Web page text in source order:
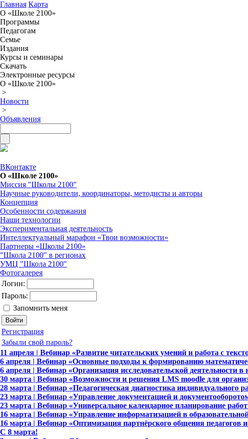
Главная Карта
О «Школе 2100»
Программы
Педагогам
Семье
Издания
Курсы и семинары
Скачать
Электронные ресурсы
О «Школе 2100»
>
Новости
>
Объявления
ВКонтакте
О «Школе 2100»
Миссия "Школы 2100"
Научные руководители, координаторы, методисты и авторы
Концепция
Особенности содержания
Наши технологии
Экспериментальная деятельность
Интеллектуальный марафон «Твои возможности»
Партнеры «Школы 2100»
"Школа 2100" в регионах
УМЦ "Школа 2100"
Фотогалерея
Логин:
Пароль:
Запомнить меня
Регистрация
Забыли свой пароль?
11 апреля | Вебинар «Развитие читательских умений и работа с
6 апреля | Вебинар «Основные подходы к формированию
6 апреля | Вебинар «Организация исследовательской
30 марта | Вебинар «Возможности и решения LMS moodle для
28 марта | Вебинар «Педагогическая диагностика индивидуального
23 марта | Вебинар «Управление документацией и
23 марта | Вебинар «Универсальное календарное планирование
16 марта | Вебинар «Управление информатизацией в
16 марта | Вебинар «Оптимизация партнёрского общения педагогов
C 8 марта!